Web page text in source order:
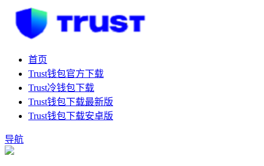
首页
Trust钱包官方下载
Trust冷钱包下载
Trust钱包下载最新版
Trust钱包下载安卓版
导航